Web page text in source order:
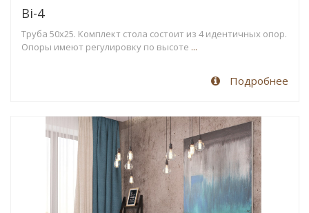
Ві-4
Труба 50х25. Комплект стола состоит из 4 идентичных опор.
Опоры имеют регулировку по высоте ...
Подробнее